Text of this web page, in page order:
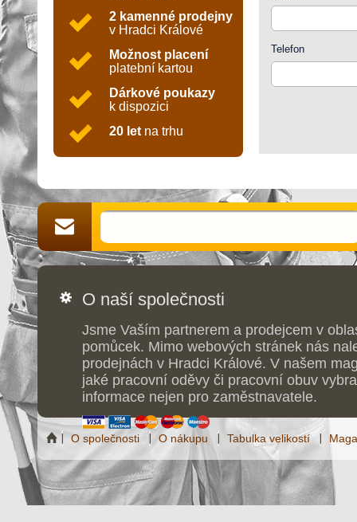
2 kamenné prodejny
v Hradci Králové
Možnost placení
platební kartou
Dárkové poukazy
k dispozici
20 let na trhu
Telefon
O naší společnosti
Jsme Vaším partnerem a prodejcem v
pomůcek. Mimo webových stránek nás
prodejnách v Hradci Králové. V našem
jaké pracovní oděvy či pracovní obuv
informace nejen pro zaměstnavatele.
O společnosti O nákupu Tabulka velikostí